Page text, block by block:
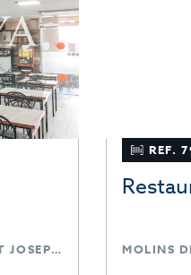
L'HOSPITALET DE LLOBREGAT · SANT JOSEP · BARCELONA
REF.
MOLINS